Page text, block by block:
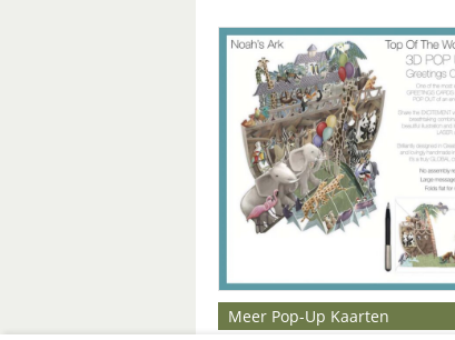
Meer Pop-Up Kaarten